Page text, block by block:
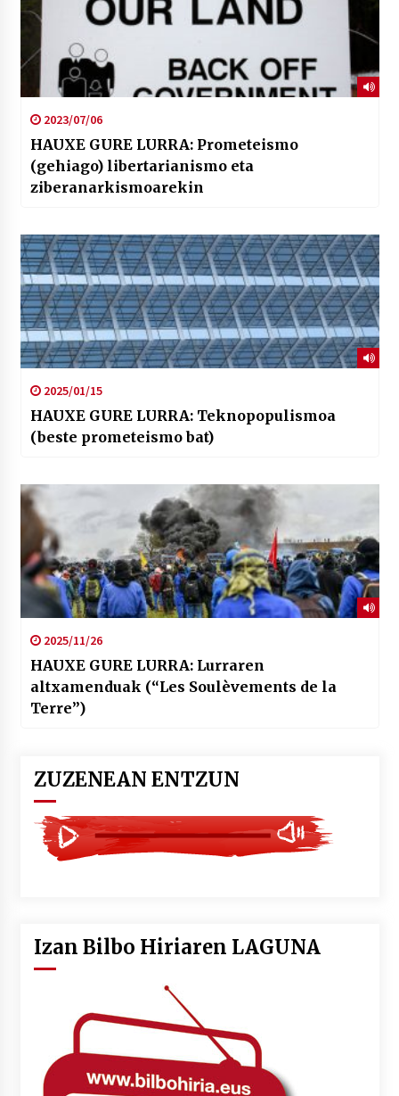
2023/07/06
HAUXE GURE LURRA: Prometeismo
(gehiago) libertarianismo eta
ziberanarkismoarekin
2025/01/15
HAUXE GURE LURRA: Teknopopulismoa
(beste prometeismo bat)
2025/11/26
HAUXE GURE LURRA: Lurraren
altxamenduak (“Les Soulèvements de la
Terre”)
ZUZENEAN ENTZUN
Izan Bilbo Hiriaren LAGUNA